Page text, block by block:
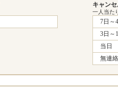
キャン
一人当た
7日～
3日～
当日
無連